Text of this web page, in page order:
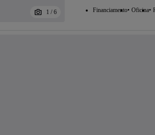
1 / 6 Financiamento Oficina